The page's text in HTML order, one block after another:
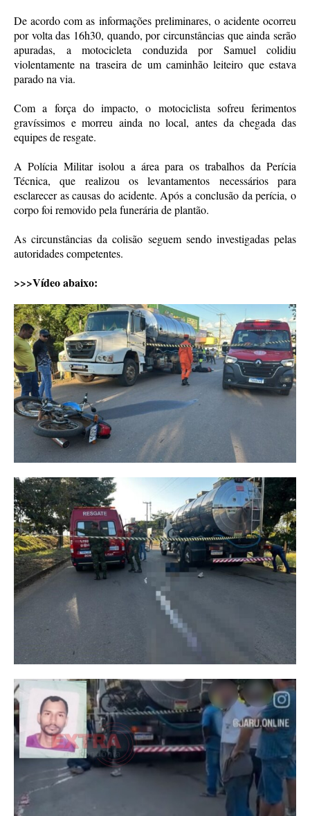
De acordo com as informações preliminares, o acidente ocorreu
por volta das 16h30, quando, por circunstâncias que ainda serão
apuradas, a motocicleta conduzida por Samuel colidiu
violentamente na traseira de um caminhão leiteiro que estava
parado na via.
Com a força do impacto, o motociclista sofreu ferimentos
gravíssimos e morreu ainda no local, antes da chegada das
equipes de resgate.
A Polícia Militar isolou a área para os trabalhos da Perícia
Técnica, que realizou os levantamentos necessários para
esclarecer as causas do acidente. Após a conclusão da perícia, o
corpo foi removido pela funerária de plantão.
As circunstâncias da colisão seguem sendo investigadas pelas
autoridades competentes.
>>>Vídeo abaixo: